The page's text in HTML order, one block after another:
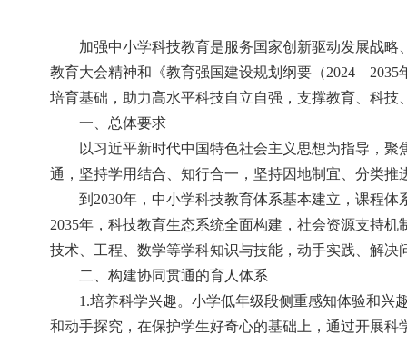
加强中小学科技教育是服务国家创新驱动发展战
教育大会精神和《教育强国建设规划纲要（
培育基础，助力高水平科技自立自强，支撑教育、科
一、总体要求
以习近平新时代中国特色社会主义思想为指导，
通，坚持学用结合、知行合一，坚持因地制宜、分类
到2030年，中小学科技教育体系基本建立，课程
2035年，科技教育生态系统全面构建，社会资源支持
技术、工程、数学等学科知识与技能，动手实践、解
二、构建协同贯通的育人体系
1.培养科学兴趣。小学低年级段侧重感知体验和兴
和动手探究，在保护学生好奇心的基础上，通过开展